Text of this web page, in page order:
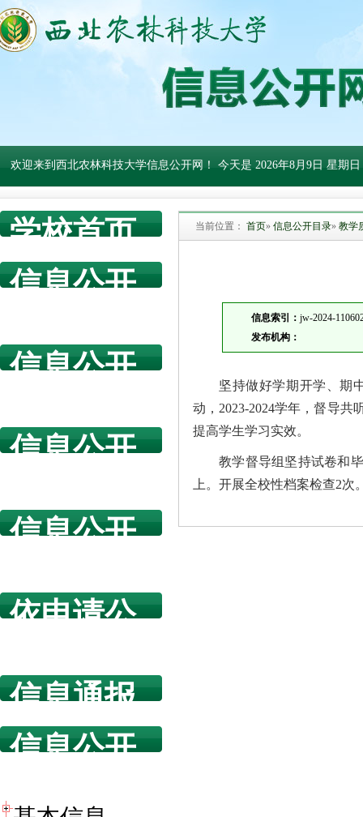
欢迎来到西北农林科技大学信息公开网！ 今天是 2026年8月9日 星期日
学校首页
信息公开
信息公开
信息公开
信息公开
依申请公
信息通报
信息公开
当前位置： 首页» 信息公开目录» 教学
信息索引：jw-2024-
发布机构：
坚持做好学期开学、期
动，2023-2024学年，督导共
提高学生学习实效。
教学督导组坚持试卷和
上。开展全校性档案检查2次